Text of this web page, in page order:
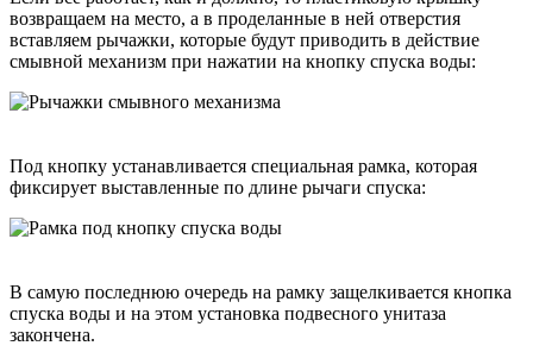
возвращаем на место, а в проделанные в ней отверстия
вставляем рычажки, которые будут приводить в действие
смывной механизм при нажатии на кнопку спуска воды:
Под кнопку устанавливается специальная рамка, которая
фиксирует выставленные по длине рычаги спуска:
В самую последнюю очередь на рамку защелкивается кнопка
спуска воды и на этом установка подвесного унитаза
закончена.